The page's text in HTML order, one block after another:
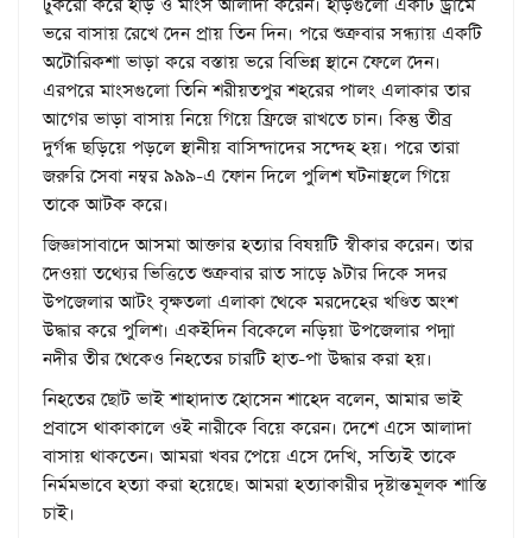
ভরে বাসায় রেখে দেন প্রায় তিন দিন। পরে শুক্রবার সন্ধ্যায় একটি
অটোরিকশা ভাড়া করে বস্তায় ভরে বিভিন্ন স্থানে ফেলে দেন।
এরপরে মাংসগুলো তিনি শরীয়তপুর শহরের পালং এলাকার তার
আগের ভাড়া বাসায় নিয়ে গিয়ে ফ্রিজে রাখতে চান। কিন্তু তীব্র
দুর্গন্ধ ছড়িয়ে পড়লে স্থানীয় বাসিন্দাদের সন্দেহ হয়। পরে তারা
জরুরি সেবা নম্বর ৯৯৯-এ ফোন দিলে পুলিশ ঘটনাস্থলে গিয়ে
তাকে আটক করে।
জিজ্ঞাসাবাদে আসমা আক্তার হত্যার বিষয়টি স্বীকার করেন। তার
দেওয়া তথ্যের ভিত্তিতে শুক্রবার রাত সাড়ে ৯টার দিকে সদর
উপজেলার আটং বৃক্ষতলা এলাকা থেকে মরদেহের খণ্ডিত অংশ
উদ্ধার করে পুলিশ। একইদিন বিকেলে নড়িয়া উপজেলার পদ্মা
নদীর তীর থেকেও নিহতের চারটি হাত-পা উদ্ধার করা হয়।
নিহতের ছোট ভাই শাহাদাত হোসেন শাহেদ বলেন, আমার ভাই
প্রবাসে থাকাকালে ওই নারীকে বিয়ে করেন। দেশে এসে আলাদা
বাসায় থাকতেন। আমরা খবর পেয়ে এসে দেখি, সত্যিই তাকে
নির্মমভাবে হত্যা করা হয়েছে। আমরা হত্যাকারীর দৃষ্টান্তমূলক শাস্তি
চাই।